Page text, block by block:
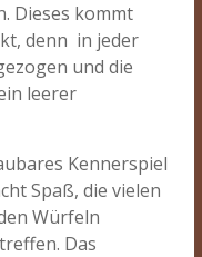
Dieses kommt
denn in jeder
und die
leerer
Kennerspiel
Spaß, die vielen
Würfeln
Das